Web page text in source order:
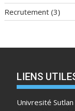
Recrutement (3)
LIENS
Univresité Sutlan